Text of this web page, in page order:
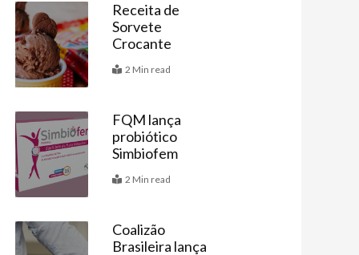
Receitas
Receita de
Sorvete
Crocante
2 Min read
Vitrine
FQM lança
probiótico
Simbiofem
2 Min read
Últimas
Coalizão
Brasileira lança